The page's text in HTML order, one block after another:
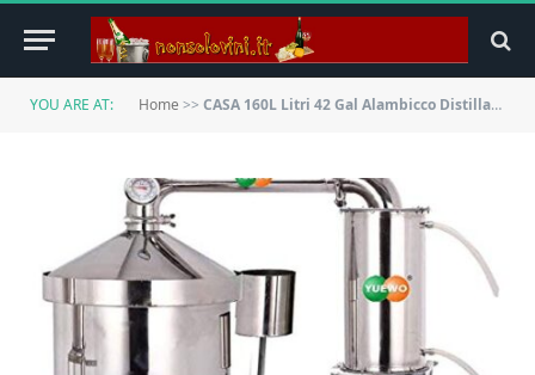
YOU ARE AT: Home >> CASA 160L Litri 42 Gal Alambicco Distillatore Acciaio Inossidabile Distillazione Temperatura Pompa Dell’acqua Serpentina Acqua Alcol Vino Oli Essenziali Caldaia Kit